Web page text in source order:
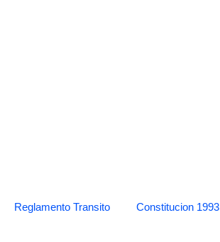
Reglamento Transito Constitucion 1993